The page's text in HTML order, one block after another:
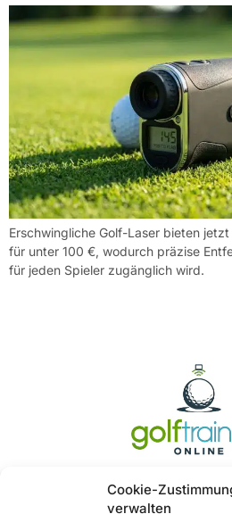
Cookie-
verwalten
Erschwingliche Golf-Laser bieten
für unter 100 €, wodurch präzise
für jeden Spieler zugänglich wird.